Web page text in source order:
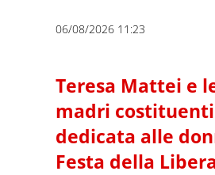
06/08/2026 11:23
Teresa Mattei e
madri
dedicata alle
Festa della